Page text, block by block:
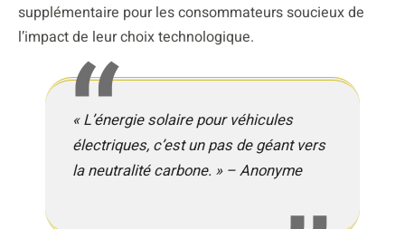
supplémentaire pour les consommateurs soucieux de
l’impact de leur choix technologique.
« L’énergie solaire pour véhicules
électriques, c’est un pas de géant vers
la neutralité carbone. » – Anonyme